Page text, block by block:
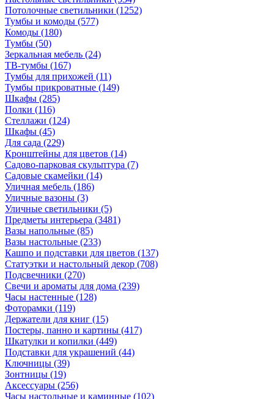
Потолочные светильники (1252)
Тумбы и комоды (577)
Комоды (180)
Тумбы (50)
Зеркальная мебель (24)
ТВ-тумбы (167)
Тумбы для прихожей (11)
Тумбы прикроватные (149)
Шкафы (285)
Полки (116)
Стеллажи (124)
Шкафы (45)
Для сада (229)
Кронштейны для цветов (14)
Садово-парковая скульптура (7)
Садовые скамейки (14)
Уличная мебель (186)
Уличные вазоны (3)
Уличные светильники (5)
Предметы интерьера (3481)
Вазы напольные (85)
Вазы настольные (233)
Кашпо и подставки для цветов (137)
Статуэтки и настольный декор (708)
Подсвечники (270)
Свечи и ароматы для дома (239)
Часы настенные (128)
Фоторамки (119)
Держатели для книг (15)
Постеры, панно и картины (417)
Шкатулки и копилки (449)
Подставки для украшений (44)
Ключницы (39)
Зонтницы (19)
Аксессуары (256)
Часы настольные и каминные (102)